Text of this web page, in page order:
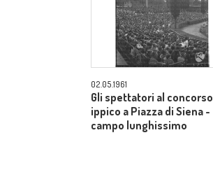
02.05.1961
Gli spettatori al concorso
ippico a Piazza di Siena -
campo lunghissimo